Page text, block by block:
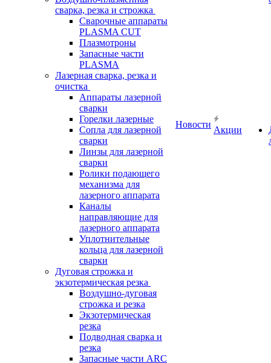
сварка, резка и строжка
Сварочные аппараты
PLASMA CUT
Плазмотроны
Запасные части
PLASMA
Лазерная сварка, резка и
очистка
Аппараты лазерной
сварки
Горелки лазерные
Сопла для лазерной
сварки
Линзы для лазерной
сварки
Ролики подающего
механизма для
лазерного аппарата
Каналы
направляющие для
лазерного аппарата
Уплотнительные
кольца для лазерной
сварки
Дуговая строжка и
экзотермическая резка
Воздушно-дуговая
строжка и резка
Экзотермическая
резка
Подводная сварка и
резка
Запасные части ARC
Новости
Акции